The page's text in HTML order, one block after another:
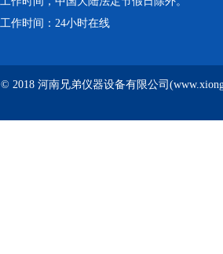
工作时间：24小时在线
© 2018 河南兄弟仪器设备有限公司